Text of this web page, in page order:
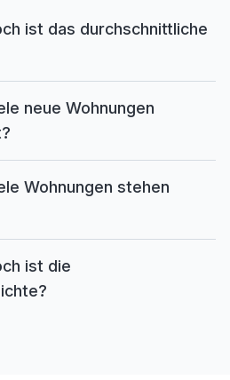
ist das durchschnittliche
neue Wohnungen
Wohnungen stehen
ist die